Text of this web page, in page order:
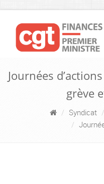
Journées
grève
Syndicat